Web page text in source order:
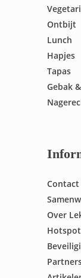
Ontbijt
Lunch
Hapjes
Tapas
Gebak
Contact
Over